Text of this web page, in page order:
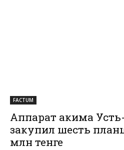
FACTUM
Аппарат акима
закупил шесть
млн тенге